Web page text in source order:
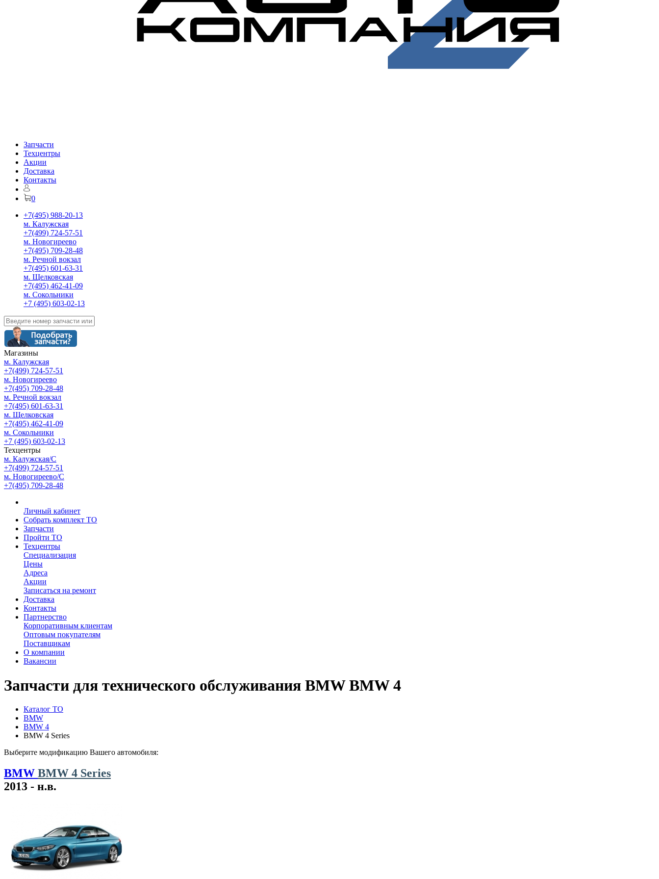
Запчасти
Техцентры
Акции
Доставка
Контакты
0
+7(495) 988-20-13
м. Калужская
+7(499) 724-57-51
м. Новогиреево
+7(495) 709-28-48
м. Речной вокзал
+7(495) 601-63-31
м. Щелковская
+7(495) 462-41-09
м. Сокольники
+7 (495) 603-02-13
Магазины
м. Калужская
+7(499) 724-57-51
м. Новогиреево
+7(495) 709-28-48
м. Речной вокзал
+7(495) 601-63-31
м. Щелковская
+7(495) 462-41-09
м. Сокольники
+7 (495) 603-02-13
Техцентры
м. Калужская/С
+7(499) 724-57-51
м. Новогиреево/С
+7(495) 709-28-48
Личный кабинет
Собрать комплект ТО
Запчасти
Пройти ТО
Техцентры
Специализация
Цены
Адреса
Акции
Записаться на ремонт
Доставка
Контакты
Партнерство
Корпоративным клиентам
Оптовым покупателям
Поставщикам
О компании
Вакансии
Запчасти для технического обслуживания BMW BMW 4
Каталог ТО
BMW
BMW 4
BMW 4 Series
Выберите модификацию Вашего автомобиля:
BMW BMW 4 Series
2013 - н.в.